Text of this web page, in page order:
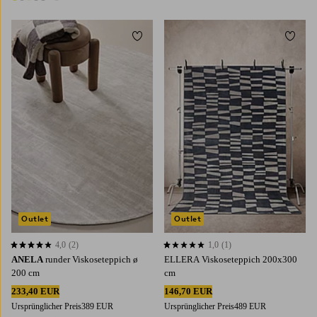
7 Farben
ANELA runder Viskoseteppich ø
200 cm
233,40 EUR
Ursprünglicher Preis389 EUR
4,0 basierend auf 2 Bewertungen
4,0 (2)
Outlet
Zu Favoriten hinzufügen
ELLERA Viskoseteppich 200x300
cm
146,70 EUR
Ursprünglicher Preis489 EUR
1,0 basierend auf 1 Bewertungen
1,0 (1)
Outlet
Zu